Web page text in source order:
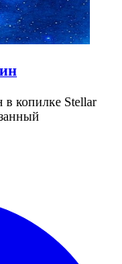
копилке Stellar